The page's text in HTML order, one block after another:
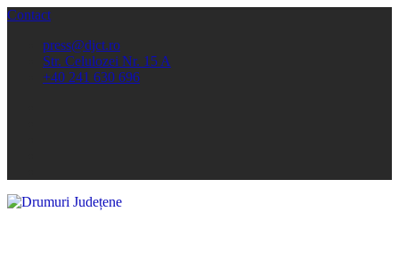
Contact
press@djct.ro
Str. Celulozei Nr. 15 A
+40 241 630 696